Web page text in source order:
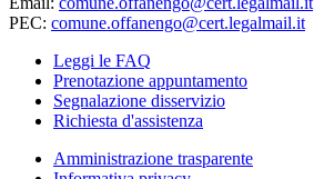
PEC: comune.offanengo@cert.legalmail.it
Leggi le FAQ
Prenotazione appuntamento
Segnalazione disservizio
Richiesta d'assistenza
Amministrazione trasparente